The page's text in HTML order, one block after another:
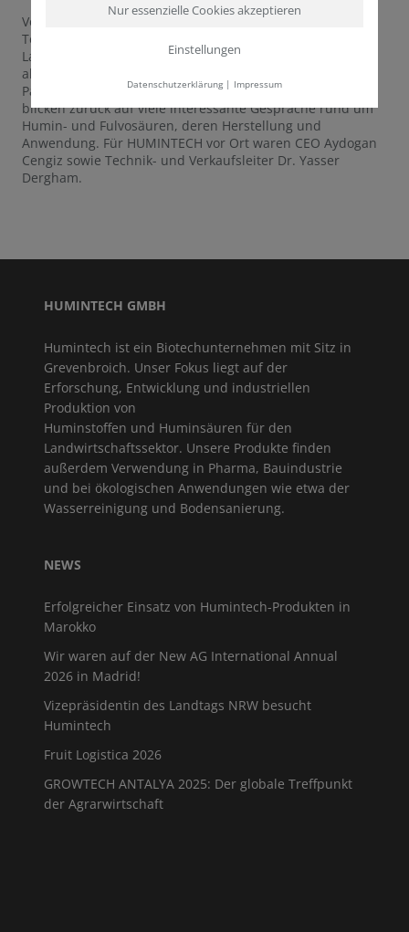
Vom 30. Oktober bis 1. November 2018 war HUMINTECH
Teil der ukrainischen InterAGRO, eine jährliche Messe für
Landwirtschaftsmaschinen und -zubehör. Vielen Dank
allen, die unseren gemeinsamen Stand mit unseren
Partnern und Freunden von ATC besucht haben. Wir
blicken zurück auf viele interessante Gespräche rund um
Humin- und Fulvosäuren, deren Herstellung und
Anwendung. Für HUMINTECH vor Ort waren CEO Aydogan
Cengiz sowie Technik- und Verkaufsleiter Dr. Yasser
Dergham.
HUMINTECH GMBH
Humintech ist ein Biotechunternehmen mit Sitz in
Grevenbroich. Unser Fokus liegt auf der
Erforschung, Entwicklung und industriellen
Produktion von
Huminstoffen und Huminsäuren für den
Landwirtschaftssektor. Unsere Produkte finden
außerdem Verwendung in Pharma, Bauindustrie
und bei ökologischen Anwendungen wie etwa der
Wasserreinigung und Bodensanierung.
NEWS
Erfolgreicher Einsatz von Humintech-Produkten in
Marokko
Wir waren auf der New AG International Annual
2026 in Madrid!
Vizepräsidentin des Landtags NRW besucht
Humintech
Fruit Logistica 2026
GROWTECH ANTALYA 2025: Der globale Treffpunkt
der Agrarwirtschaft
Nur essenzielle Cookies akzeptieren
Einstellungen
Datenschutzerklärung| Impressum